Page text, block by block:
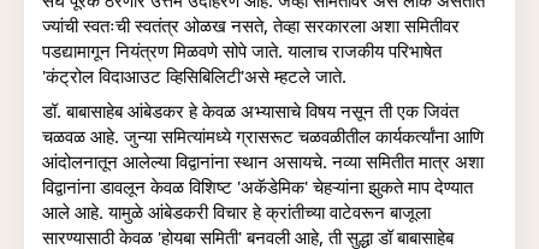
ज्यांची स्वतःची स्वतंत्र ओळख नसते, तेव्हा सरकारला अशा समितीवर
पडद्यामागून नियंत्रण मिळवणे सोपे जाते. यालाच राजकीय परिभाषेत
'कंट्रोल विदाआउट व्हिसिबिलिटी'असे म्हटले जाते.
डॉ. बाबासाहेब आंबेडकर हे केवळ अभ्यासाचे विषय नसून ती एक जिवंत
चळवळ आहे. जुन्या समित्यांमध्ये ग्रासरूट चळवळीतील कार्यकर्त्यांना आणि
आंदोलनातून आलेल्या विद्वानांना स्थान असायचे. नव्या समितीत मात्र अशा
विद्वानांना डावलून केवळ विशिष्ट 'अकॅडेमिक' चेहऱ्यांना झुकते माप देण्यात
आले आहे. यामुळे आंबेडकरी विचार हे क्रांतीच्या वाटेवरून बाजूला
सारण्यासाठी केवळ 'होयबा समिती' बनवली आहे, ती सुद्धा डॉ बाबासाहेब